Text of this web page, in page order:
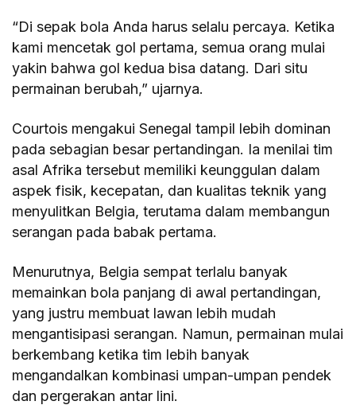
“Di sepak bola Anda harus selalu percaya. Ketika
kami mencetak gol pertama, semua orang mulai
yakin bahwa gol kedua bisa datang. Dari situ
permainan berubah,” ujarnya.
Courtois mengakui Senegal tampil lebih dominan
pada sebagian besar pertandingan. Ia menilai tim
asal Afrika tersebut memiliki keunggulan dalam
aspek fisik, kecepatan, dan kualitas teknik yang
menyulitkan Belgia, terutama dalam membangun
serangan pada babak pertama.
Menurutnya, Belgia sempat terlalu banyak
memainkan bola panjang di awal pertandingan,
yang justru membuat lawan lebih mudah
mengantisipasi serangan. Namun, permainan mulai
berkembang ketika tim lebih banyak
mengandalkan kombinasi umpan-umpan pendek
dan pergerakan antar lini.